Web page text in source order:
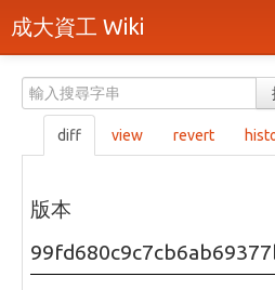
成大資工 Wiki
分類
隨機頁面
最近活動
上傳檔案
diff view revert
版本